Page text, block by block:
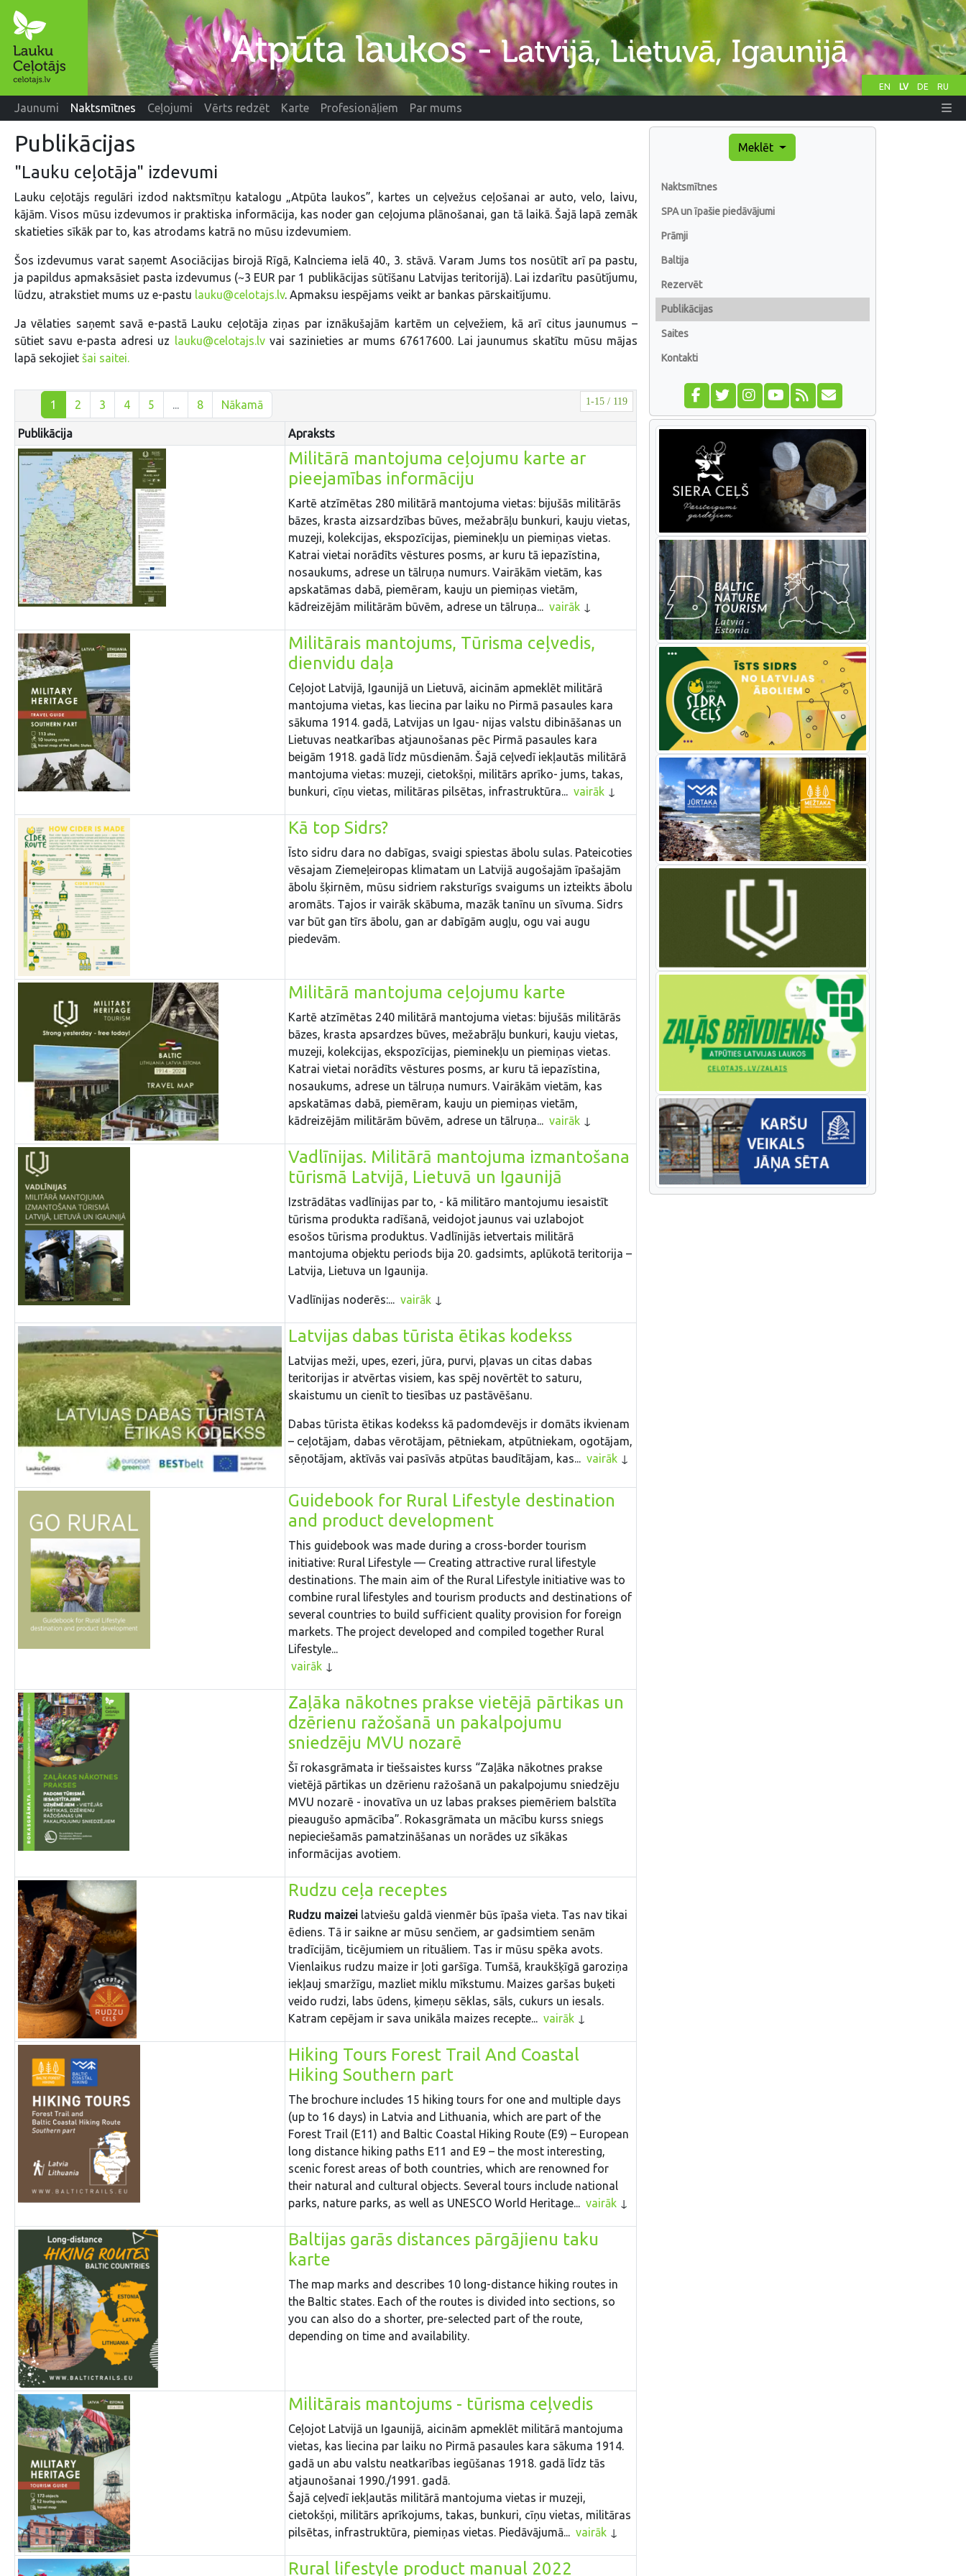
EN LV DE RU
Jaunumi Naktsmītnes Ceļojumi Vērts redzēt Karte Profesionāļiem Par mums
Publikācijas
"Lauku ceļotāja" izdevumi
Lauku ceļotājs regulāri izdod naktsmītņu katalogu „Atpūta laukos”, kartes un ceļvežus ceļošanai ar auto, velo, laivu,
kājām. Visos mūsu izdevumos ir praktiska informācija, kas noder gan ceļojuma plānošanai, gan tā laikā. Šajā lapā zemāk
skatieties sīkāk par to, kas atrodams katrā no mūsu izdevumiem.
Šos izdevumus varat saņemt Asociācijas birojā Rīgā, Kalnciema ielā 40., 3. stāvā. Varam Jums tos nosūtīt arī pa pastu,
ja papildus apmaksāsiet pasta izdevumus (~3 EUR par 1 publikācijas sūtīšanu Latvijas teritorijā). Lai izdarītu pasūtījumu,
lūdzu, atrakstiet mums uz e-pastu lauku@celotajs.lv. Apmaksu iespējams veikt ar bankas pārskaitījumu.
Ja vēlaties saņemt savā e-pastā Lauku ceļotāja ziņas par iznākušajām kartēm un ceļvežiem, kā arī citus jaunumus –
sūtiet savu e-pasta adresi uz lauku@celotajs.lvvai sazinieties ar mums 67617600. Lai jaunumus skatītu mūsu mājas
lapā sekojiet šai saitei.
1-15 / 119
1 2 3 4 5 ... 8 Nākamā
Publikācija Apraksts
Militārā mantojuma ceļojumu karte ar
pieejamības informāciju
Kartē atzīmētas 280 militārā mantojuma vietas: bijušās militārās
bāzes, krasta aizsardzības būves, mežabrāļu bunkuri, kauju vietas,
muzeji, kolekcijas, ekspozīcijas, pieminekļu un piemiņas vietas.
Katrai vietai norādīts vēstures posms, ar kuru tā iepazīstina,
nosaukums, adrese un tālruņa numurs. Vairākām vietām, kas
apskatāmas dabā, piemēram, kauju un piemiņas vietām,
kādreizējām militārām būvēm, adrese un tālruņa... vairāk
Militārais mantojums, Tūrisma ceļvedis,
dienvidu daļa
Ceļojot Latvijā, Igaunijā un Lietuvā, aicinām apmeklēt militārā
mantojuma vietas, kas liecina par laiku no Pirmā pasaules kara
sākuma 1914. gadā, Latvijas un Igau- nijas valstu dibināšanas un
Lietuvas neatkarības atjaunošanas pēc Pirmā pasaules kara
beigām 1918. gadā līdz mūsdienām. Šajā ceļvedī iekļautās militārā
mantojuma vietas: muzeji, cietokšņi, militārs aprīko- jums, takas,
bunkuri, cīņu vietas, militāras pilsētas, infrastruktūra... vairāk
Kā top Sidrs?
Īsto sidru dara no dabīgas, svaigi spiestas ābolu sulas. Pateicoties
vēsajam Ziemeļeiropas klimatam un Latvijā augošajām īpašajām
ābolu šķirnēm, mūsu sidriem raksturīgs svaigums un izteikts ābolu
aromāts. Tajos ir vairāk skābuma, mazāk tanīnu un sīvuma. Sidrs
var būt gan tīrs ābolu, gan ar dabīgām augļu, ogu vai augu
piedevām.
Militārā mantojuma ceļojumu karte
Kartē atzīmētas 240 militārā mantojuma vietas: bijušās militārās
bāzes, krasta apsardzes būves, mežabrāļu bunkuri, kauju vietas,
muzeji, kolekcijas, ekspozīcijas, pieminekļu un piemiņas vietas.
Katrai vietai norādīts vēstures posms, ar kuru tā iepazīstina,
nosaukums, adrese un tālruņa numurs. Vairākām vietām, kas
apskatāmas dabā, piemēram, kauju un piemiņas vietām,
kādreizējām militārām būvēm, adrese un tālruņa... vairāk
Vadlīnijas. Militārā mantojuma izmantošana
tūrismā Latvijā, Lietuvā un Igaunijā
Izstrādātas vadlīnijas par to, - kā militāro mantojumu iesaistīt
tūrisma produkta radīšanā, veidojot jaunus vai uzlabojot
esošos tūrisma produktus. Vadlīnijās ietvertais militārā
mantojuma objektu periods bija 20. gadsimts, aplūkotā teritorija –
Latvija, Lietuva un Igaunija.
Vadlīnijas noderēs:... vairāk
Latvijas dabas tūrista ētikas kodekss
Latvijas meži, upes, ezeri, jūra, purvi, pļavas un citas dabas
teritorijas ir atvērtas visiem, kas spēj novērtēt to saturu,
skaistumu un cienīt to tiesības uz pastāvēšanu.
Dabas tūrista ētikas kodekss kā padomdevējs ir domāts ikvienam
– ceļotājam, dabas vērotājam, pētniekam, atpūtniekam, ogotājam,
sēņotājam, aktīvās vai pasīvās atpūtas baudītājam, kas... vairāk
Guidebook for Rural Lifestyle destination
and product development
This guidebook was made during a cross-border tourism
initiative: Rural Lifestyle — Creating attractive rural lifestyle
destinations. The main aim of the Rural Lifestyle initiative was to
combine rural lifestyles and tourism products and destinations of
several countries to build sufficient quality provision for foreign
markets. The project developed and compiled together Rural
Lifestyle...
vairāk
Zaļāka nākotnes prakse vietējā pārtikas un
dzērienu ražošanā un pakalpojumu
sniedzēju MVU nozarē
Šī rokasgrāmata ir tiešsaistes kurss “Zaļāka nākotnes prakse
vietējā pārtikas un dzērienu ražošanā un pakalpojumu sniedzēju
MVU nozarē - inovatīva un uz labas prakses piemēriem balstīta
pieaugušo apmācība”. Rokasgrāmata un mācību kurss sniegs
nepieciešamās pamatzināšanas un norādes uz sīkākas
informācijas avotiem.
Rudzu ceļa receptes
Rudzu maizei latviešu galdā vienmēr būs īpaša vieta. Tas nav tikai
ēdiens. Tā ir saikne ar mūsu senčiem, ar gadsimtiem senām
tradīcijām, ticējumiem un rituāliem. Tas ir mūsu spēka avots.
Vienlaikus rudzu maize ir ļoti garšīga. Tumšā, kraukšķīgā garoziņa
iekļauj smaržīgu, mazliet miklu mīkstumu. Maizes garšas buķeti
veido rudzi, labs ūdens, ķimeņu sēklas, sāls, cukurs un iesals.
Katram cepējam ir sava unikāla maizes recepte... vairāk
Hiking Tours Forest Trail And Coastal
Hiking Southern part
The brochure includes 15 hiking tours for one and multiple days
(up to 16 days) in Latvia and Lithuania, which are part of the
Forest Trail (E11) and Baltic Coastal Hiking Route (E9) – European
long distance hiking paths E11 and E9 – the most interesting,
scenic forest areas of both countries, which are renowned for
their natural and cultural objects. Several tours include national
parks, nature parks, as well as UNESCO World Heritage... vairāk
Baltijas garās distances pārgājienu taku
karte
The map marks and describes 10 long-distance hiking routes in
the Baltic states. Each of the routes is divided into sections, so
you can also do a shorter, pre-selected part of the route,
depending on time and availability.
Militārais mantojums - tūrisma ceļvedis
Ceļojot Latvijā un Igaunijā, aicinām apmeklēt militārā mantojuma
vietas, kas liecina par laiku no Pirmā pasaules kara sākuma 1914.
gadā un abu valstu neatkarības iegūšanas 1918. gadā līdz tās
atjaunošanai 1990./1991. gadā.
Šajā ceļvedī iekļautās militārā mantojuma vietas ir muzeji,
cietokšņi, militārs aprīkojums, takas, bunkuri, cīņu vietas, militāras
pilsētas, infrastruktūra, piemiņas vietas. Piedāvājumā... vairāk
Rural lifestyle product manual 2022
Meklēt
Naktsmītnes
SPA un īpašie piedāvājumi
Prāmji
Baltija
Rezervēt
Publikācijas
Saites
Kontakti